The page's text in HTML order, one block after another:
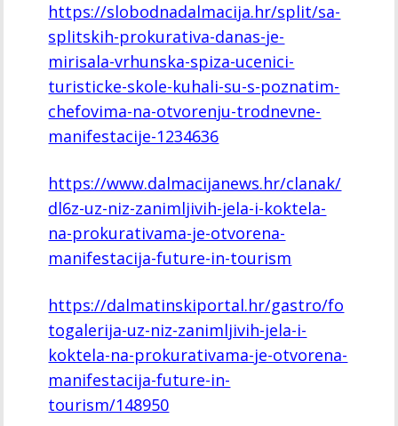
https://slobodnadalmacija.hr/split/sa-
splitskih-prokurativa-danas-je-
mirisala-vrhunska-spiza-ucenici-
turisticke-skole-kuhali-su-s-poznatim-
chefovima-na-otvorenju-trodnevne-
manifestacije-1234636
https://www.dalmacijanews.hr/clanak/
dl6z-uz-niz-zanimljivih-jela-i-koktela-
na-prokurativama-je-otvorena-
manifestacija-future-in-tourism
https://dalmatinskiportal.hr/gastro/fo
togalerija-uz-niz-zanimljivih-jela-i-
koktela-na-prokurativama-je-otvorena-
manifestacija-future-in-
tourism/148950